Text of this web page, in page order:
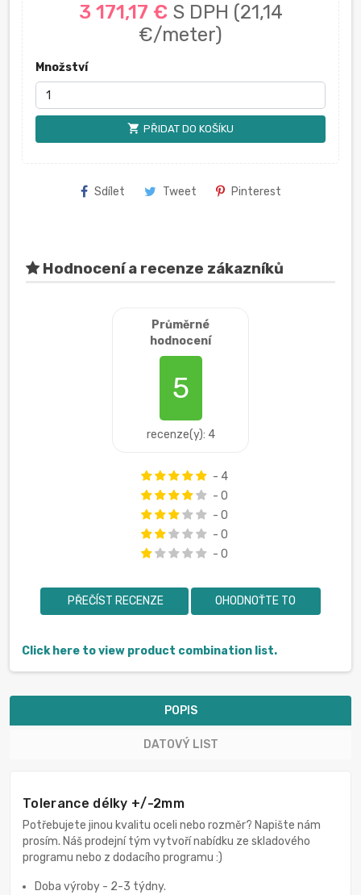
3 171,17 € S DPH (21,14
€/meter)
Množství
shopping_cart PŘIDAT DO KOŠÍKU
Sdílet Tweet Pinterest
Hodnocení a recenze zákazníků
Průměrné
hodnocení
5
recenze(y): 4
- 4
- 0
- 0
- 0
- 0
PŘEČÍST RECENZE OHODNOŤTE TO
Click here to view product combination list.
POPIS
DATOVÝ LIST
Tolerance délky +/-2mm
Potřebujete jinou kvalitu oceli nebo rozměr? Napište nám
prosím. Náš prodejní tým vytvoří nabídku ze skladového
programu nebo z dodacího programu :)
Doba výroby - 2-3 týdny.